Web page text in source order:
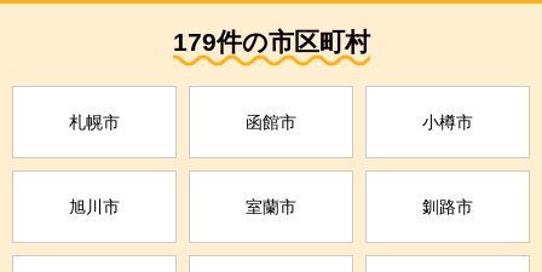
179件の市区町村
札幌市 函館市 小樽市
旭川市 室蘭市 釧路市